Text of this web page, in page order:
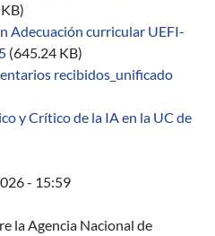
Adecuación curricular UEFI-
(645.24 KB)
recibidos_unificado
y Crítico de la IA en la UC de
- 15:59
de Investigación Antártica
la Agencia Nacional de